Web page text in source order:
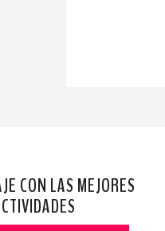
CON LAS MEJORES